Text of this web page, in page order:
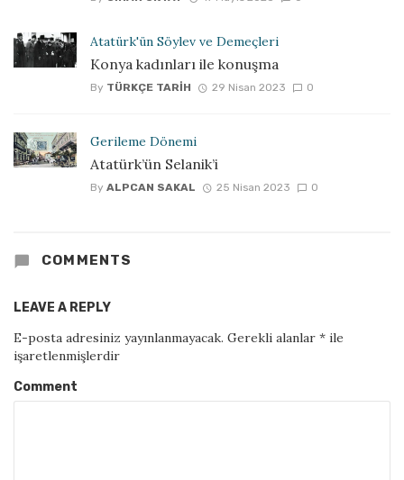
Atatürk'ün Söylev ve Demeçleri
Konya kadınları ile konuşma
By TÜRKÇE TARIH 29 Nisan 2023 0
Gerileme Dönemi
Atatürk’ün Selanik’i
By ALPCAN SAKAL 25 Nisan 2023 0
COMMENTS
LEAVE A REPLY
E-posta adresiniz yayınlanmayacak. Gerekli alanlar * ile
işaretlenmişlerdir
Comment